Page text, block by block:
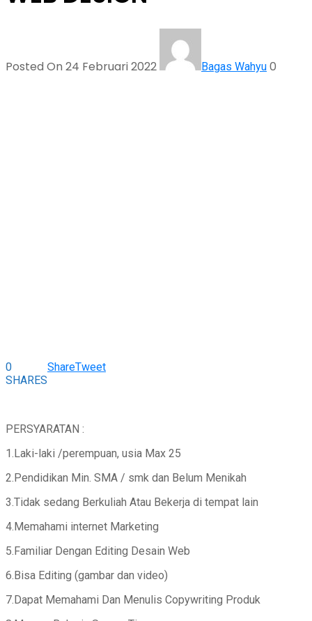
Posted On 24 Februari 2022 Bagas Wahyu 0
0
SHARES
ShareTweet
PERSYARATAN :
1.Laki-laki /perempuan, usia Max 25
2.Pendidikan Min. SMA / smk dan Belum Menikah
3.Tidak sedang Berkuliah Atau Bekerja di tempat lain
4.Memahami internet Marketing
5.Familiar Dengan Editing Desain Web
6.Bisa Editing (gambar dan video)
7.Dapat Memahami Dan Menulis Copywriting Produk